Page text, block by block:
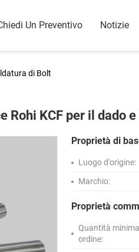
Un Preventivo Notizie
di Bolt
Rohi KCF per il dado
Proprietà di
Luogo d'origine:
Marchio:
Proprietà
Quantità
ordine: